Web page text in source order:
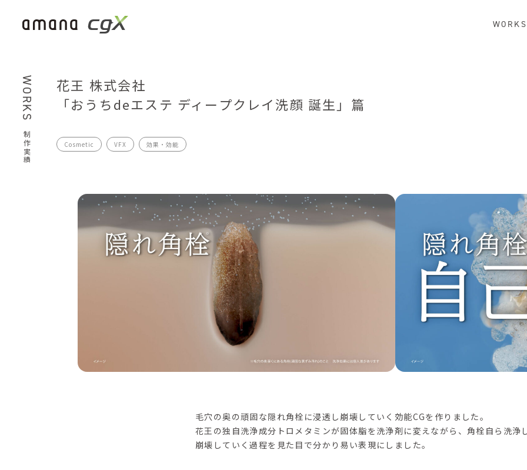
WORKS
WORKS
制作実績
花王 株式会社
「おうちdeエステ ディープクレイ洗顔 誕生」篇
Cosmetic VFX 効果・効能
毛穴の奥の頑固な隠れ角栓に浸透し崩壊していく効能CGを作りました。
花王の独自洗浄成分トロメタミンが固体脂を洗浄剤に変えながら、角栓自ら洗浄
崩壊していく過程を見た目で分かり易い表現にしました。